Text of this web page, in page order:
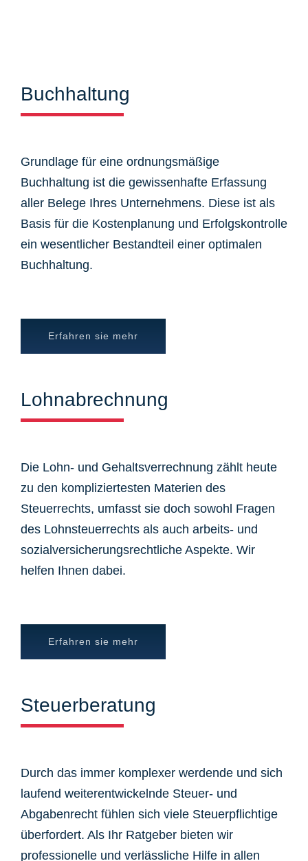
Buchhaltung
Grundlage für eine ordnungsmäßige
Buchhaltung ist die gewissenhafte Erfassung
aller Belege Ihres Unternehmens. Diese ist als
Basis für die Kostenplanung und Erfolgskontrolle
ein wesentlicher Bestandteil einer optimalen
Buchhaltung.
Erfahren sie mehr
Lohnabrechnung
Die Lohn- und Gehaltsverrechnung zählt heute
zu den kompliziertesten Materien des
Steuerrechts, umfasst sie doch sowohl Fragen
des Lohnsteuerrechts als auch arbeits- und
sozialversicherungsrechtliche Aspekte. Wir
helfen Ihnen dabei.
Erfahren sie mehr
Steuerberatung
Durch das immer komplexer werdende und sich
laufend weiterentwickelnde Steuer- und
Abgabenrecht fühlen sich viele Steuerpflichtige
überfordert. Als Ihr Ratgeber bieten wir
professionelle und verlässliche Hilfe in allen